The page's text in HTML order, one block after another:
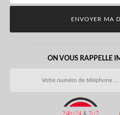
ON VOUS RAPPELLE